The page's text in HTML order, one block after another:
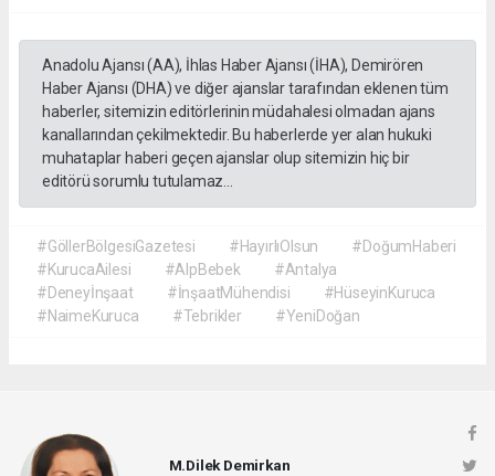
Anadolu Ajansı (AA), İhlas Haber Ajansı (İHA), Demirören
Haber Ajansı (DHA) ve diğer ajanslar tarafından eklenen tüm
haberler, sitemizin editörlerinin müdahalesi olmadan ajans
kanallarından çekilmektedir. Bu haberlerde yer alan hukuki
muhataplar haberi geçen ajanslar olup sitemizin hiç bir
editörü sorumlu tutulamaz...
#GöllerBölgesiGazetesi #HayırlıOlsun
#DoğumHaberi
#KurucaAilesi
#AlpBebek
#Antalya
#Deneyİnşaat
#İnşaatMühendisi
#HüseyinKuruca
#NaimeKuruca
#Tebrikler #YeniDoğan
M.Dilek Demirkan